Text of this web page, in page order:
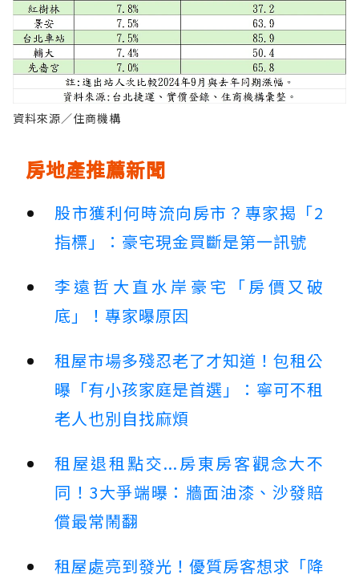
資料來源／住商機構
房地產推薦新聞
股市獲利何時流向房市？專家揭「2
指標」：豪宅現金買斷是第一訊號
李遠哲大直水岸豪宅「房價又破
底」！專家曝原因
租屋市場多殘忍老了才知道！包租公
曝「有小孩家庭是首選」：寧可不租
老人也別自找麻煩
租屋退租點交...房東房客觀念大不
同！3大爭端曝：牆面油漆、沙發賠
償最常鬧翻
租屋處亮到發光！優質房客想求「降